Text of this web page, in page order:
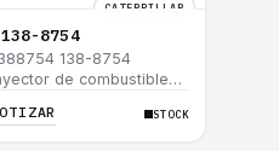
CATERPILLAR
138-8754
138-8754
de combustible
D9R D10R 657E 631E
STOCK